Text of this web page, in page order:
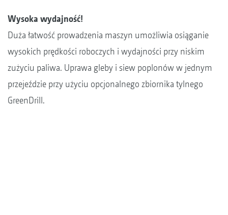
Wysoka wydajność!
Duża łatwość prowadzenia maszyn umożliwia osiąganie
wysokich prędkości roboczych i wydajności przy niskim
zużyciu paliwa. Uprawa gleby i siew poplonów w jednym
przejeździe przy użyciu opcjonalnego zbiornika tylnego
GreenDrill.